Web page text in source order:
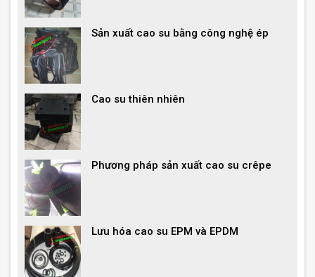
Sản xuất cao su bằng công nghệ ép
Cao su thiên nhiên
Phương pháp sản xuất cao su crêpe
Lưu hóa cao su EPM và EPDM